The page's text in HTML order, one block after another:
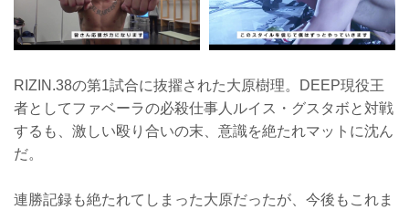
RIZIN.38の第1試合に抜擢された大原樹理。DEEP現役王
者としてファベーラの必殺仕事人ルイス・グスタボと対戦
するも、激しい殴り合いの末、意識を絶たれマットに沈ん
だ。
連勝記録も絶たれてしまった大原だったが、今後もこれま